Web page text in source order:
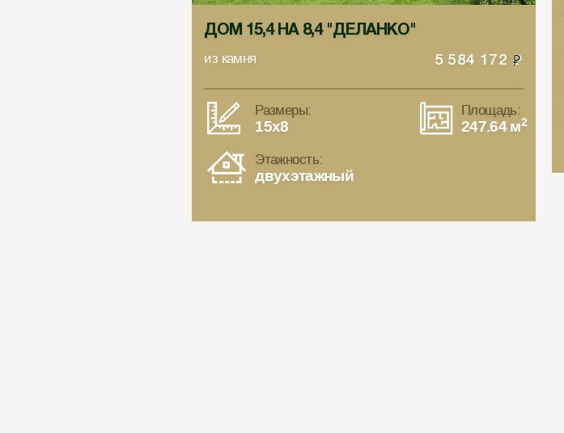
ДОМ 15,4 НА 8,4 "ДЕЛАНКО"
из камня 5 584 172
Размеры:
15x8
Площадь:
247.64 м2
Этажность:
двухэтажный